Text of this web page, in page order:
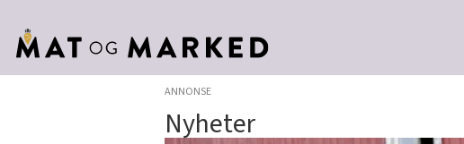
ANNONSE
Nyheter